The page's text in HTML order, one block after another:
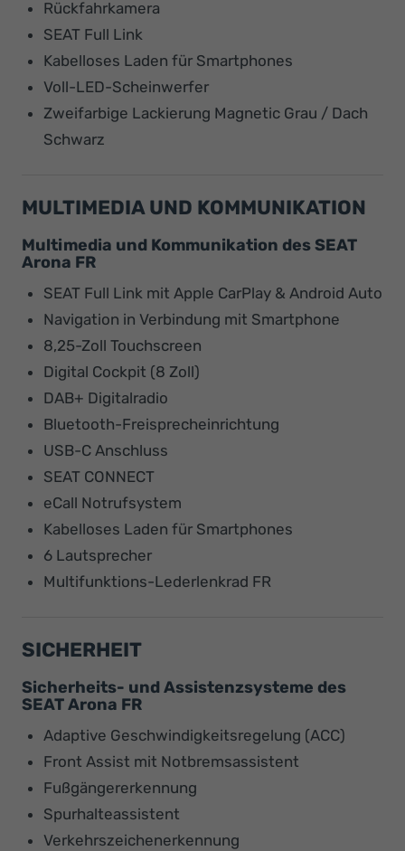
Rückfahrkamera
SEAT Full Link
Kabelloses Laden für Smartphones
Voll-LED-Scheinwerfer
Zweifarbige Lackierung Magnetic Grau / Dach
Schwarz
MULTIMEDIA UND KOMMUNIKATION
Multimedia und Kommunikation des SEAT
Arona FR
SEAT Full Link mit Apple CarPlay & Android Auto
Navigation in Verbindung mit Smartphone
8,25-Zoll Touchscreen
Digital Cockpit (8 Zoll)
DAB+ Digitalradio
Bluetooth-Freisprecheinrichtung
USB-C Anschluss
SEAT CONNECT
eCall Notrufsystem
Kabelloses Laden für Smartphones
6 Lautsprecher
Multifunktions-Lederlenkrad FR
SICHERHEIT
Sicherheits- und Assistenzsysteme des
SEAT Arona FR
Adaptive Geschwindigkeitsregelung (ACC)
Front Assist mit Notbremsassistent
Fußgängererkennung
Spurhalteassistent
Verkehrszeichenerkennung